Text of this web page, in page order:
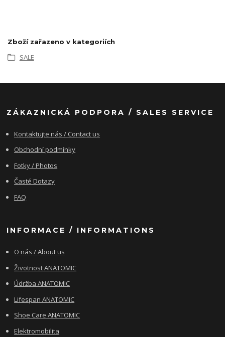
Zboží zařazeno v kategoriích
SALE
ZÁKAZNICKÁ PODPORA / SALES SERVICE
Kontaktujte nás / Contact us
Obchodní podmínky
Fotky / Photos
Časté Dotazy
FAQ
INFORMACE / INFORMATIONS
O nás / About us
Životnost ANATOMIC
Údržba ANATOMIC
Lifespan ANATOMIC
Shoe Care ANATOMIC
Elektromobilita